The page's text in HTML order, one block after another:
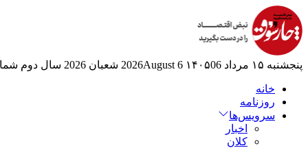
پنجشنبه ۱۵ مرداد ۱۴۰۵ 06 2026August 6 شعبان 2026 سال دوم
خانه
روزنامه
سرویس‌ها
اخبار
کلان